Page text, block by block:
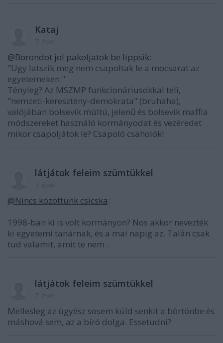
Kataj
@Borondot jol pakoljatok be lippsik:
"Ugy latszik meg nem csapoltak le a mocsarat az
egyetemeken."
Tényleg? Az MSZMP funkcionáriusokkal teli,
"nemzeti-keresztény-demokrata" (bruhaha),
valójában bolsevik múltú, jelenű és bolsevik maffia
módszereket használó kormányodat és vezéredet
mikor csapoljátok le? Csapoló csaholók!
látjátok feleim szümtükkel
@Nincs közöttünk csicska:
1998-ban ki is volt kormányon? Nos akkor nevezték
ki egyetemi tanárnak, és a mai napig az. Talán csak
tud valamit, amit te nem .
látjátok feleim szümtükkel
Mellesleg az ügyész sosem küld senkit a börtönbe és
máshová sem, az a bíró dolga. Essetudni?